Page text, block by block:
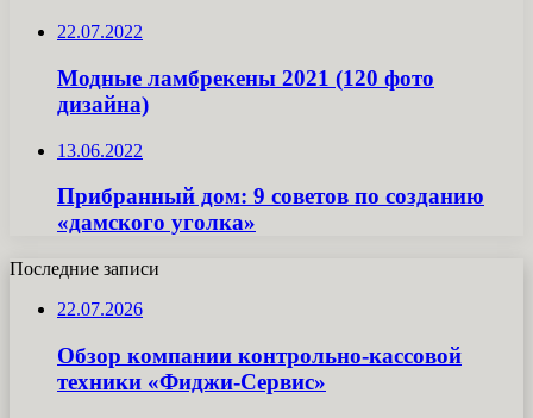
22.07.2022
Модные ламбрекены 2021 (120 фото
дизайна)
13.06.2022
Прибранный дом: 9 советов по созданию
«дамского уголка»
Последние записи
22.07.2026
Обзор компании контрольно-кассовой
техники «Фиджи-Сервис»